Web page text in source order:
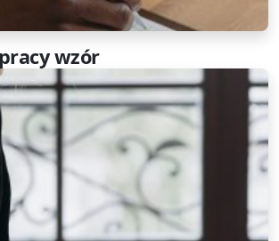
wzór